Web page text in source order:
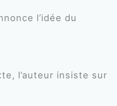
l’idée du
l’auteur insiste sur